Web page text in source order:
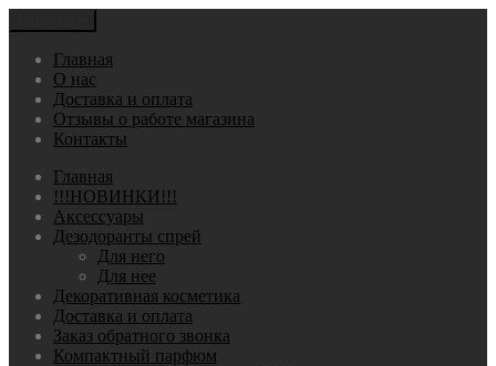
Главная
О нас
Доставка и оплата
Отзывы о работе магазина
Контакты
Главная
!!!НОВИНКИ!!!
Аксессуары
Дезодоранты спрей
Для него
Для нее
Декоративная косметика
Доставка и оплата
Заказ обратного звонка
Компактный парфюм